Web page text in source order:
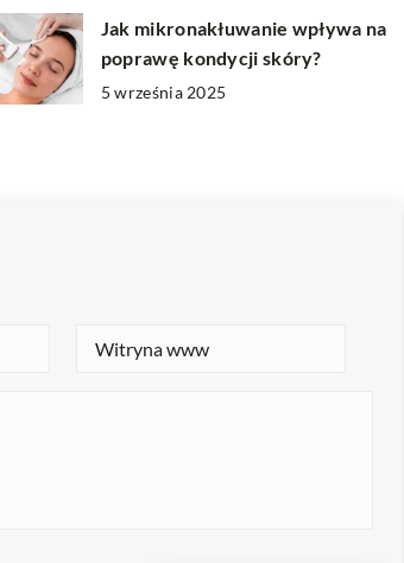
Jak mikronakłuwanie wpływa na
poprawę kondycji skóry?
5 września 2025